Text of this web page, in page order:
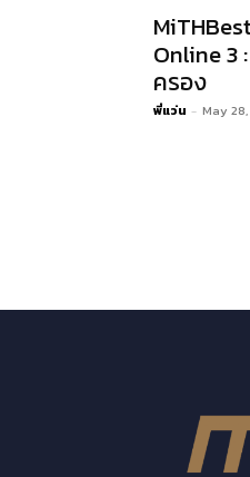
Online 3
ครอง
พี่แว่น - May 28,